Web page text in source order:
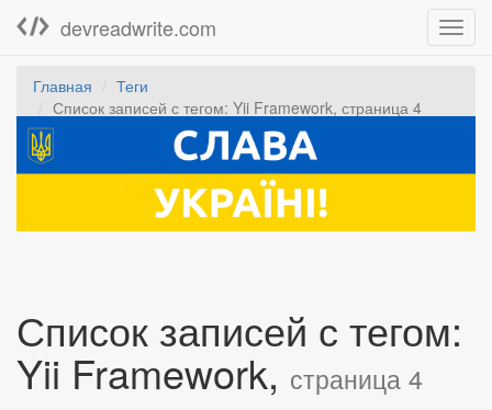
devreadwrite.com
Главная
Теги
Список записей с тегом: Yii Framework, страница 4
Список записей с тегом:
Yii Framework, страница 4